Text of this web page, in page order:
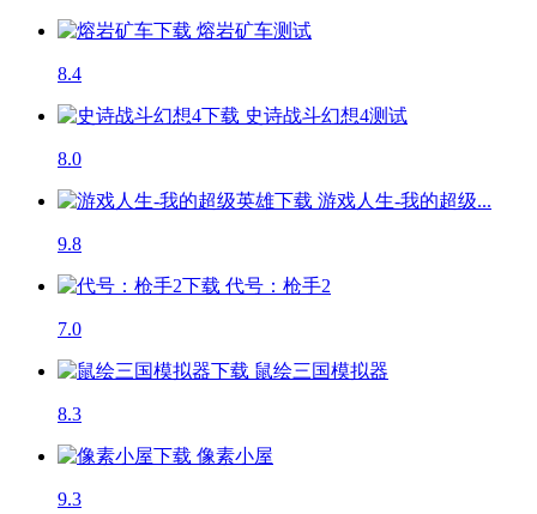
熔岩矿车测试
8.4
史诗战斗幻想4测试
8.0
游戏人生-我的超级...
9.8
代号：枪手2
7.0
鼠绘三国模拟器
8.3
像素小屋
9.3